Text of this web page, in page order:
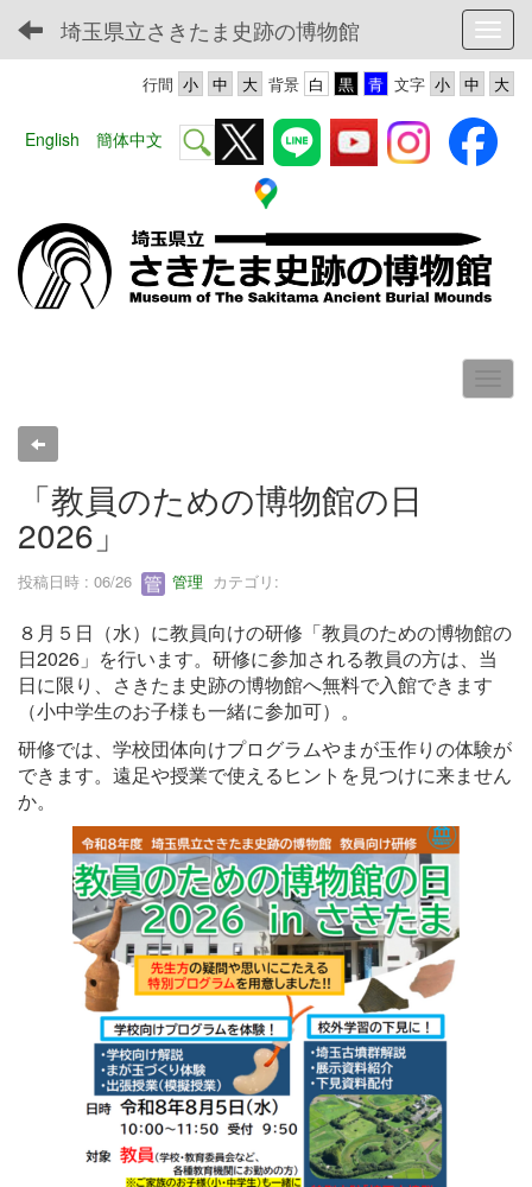
埼玉県立さきたま史跡の博物館
文字
背景
行間
English 簡体中文
「教員のための博物館の日
2026」
投稿日時 : 06/26 管理 カテゴリ:
８月５日（水）に教員向けの研修「教員のための博物館の
日2026」を行います。研修に参加される教員の方は、当
日に限り、さきたま史跡の博物館へ無料で入館できます
（小中学生のお子様も一緒に参加可）。
研修では、学校団体向けプログラムやまが玉作りの体験が
できます。遠足や授業で使えるヒントを見つけに来ません
か。